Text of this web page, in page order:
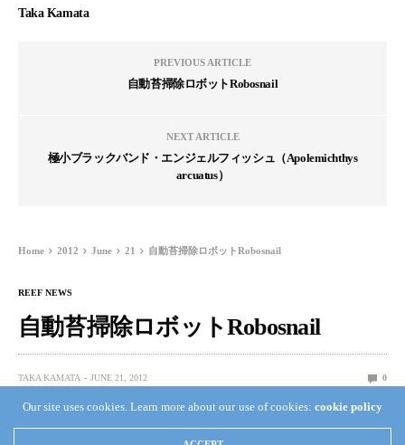
Taka Kamata
PREVIOUS ARTICLE
自動苔掃除ロボットRobosnail
NEXT ARTICLE
極小ブラックバンド・エンジェルフィッシュ（Apolemichthys
arcuatus）
Home 2012 June 21 自動苔掃除ロボットRobosnail
REEF NEWS
自動苔掃除ロボットRobosnail
TAKA KAMATA JUNE 21, 2012 0
お掃除ロボットは家庭用にありますが、水槽の苔を自動
Our site uses cookies. Learn more about our use of cookies: cookie policy